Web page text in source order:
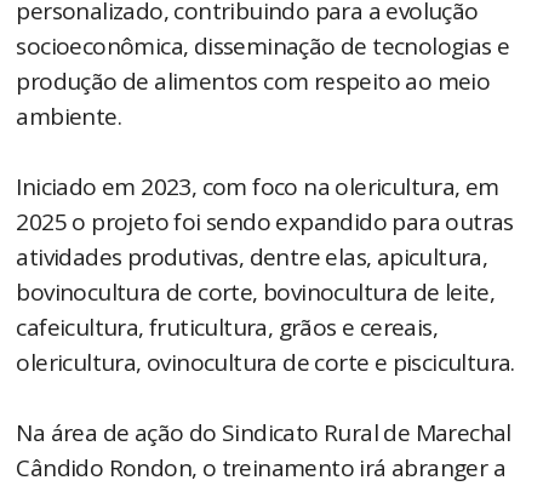
personalizado, contribuindo para a evolução
socioeconômica, disseminação de tecnologias e
produção de alimentos com respeito ao meio
ambiente.
Iniciado em 2023, com foco na olericultura, em
2025 o projeto foi sendo expandido para outras
atividades produtivas, dentre elas, apicultura,
bovinocultura de corte, bovinocultura de leite,
cafeicultura, fruticultura, grãos e cereais,
olericultura, ovinocultura de corte e piscicultura.
Na área de ação do Sindicato Rural de Marechal
Cândido Rondon, o treinamento irá abranger a